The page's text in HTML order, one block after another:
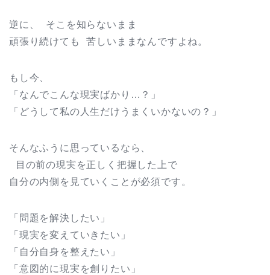
逆に、 そこを知らないまま
頑張り続けても 苦しいままなんですよね。
もし今、
「なんでこんな現実ばかり…？」
「どうして私の人生だけうまくいかないの？」
そんなふうに思っているなら、
目の前の現実を正しく把握した上で
自分の内側を見ていくことが必須です。
「問題を解決したい」
「現実を変えていきたい」
「自分自身を整えたい」
「意図的に現実を創りたい」